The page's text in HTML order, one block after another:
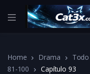
Home Drama
81-100
Capítulo 93